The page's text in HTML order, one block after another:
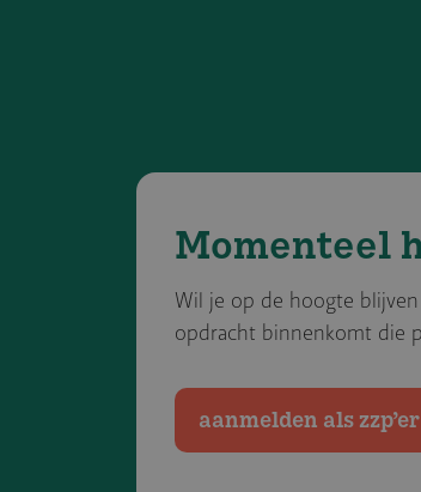
Momenteel
Wil je op de hoogte
opdracht binnenkomt die
aanmelden als zzp’er